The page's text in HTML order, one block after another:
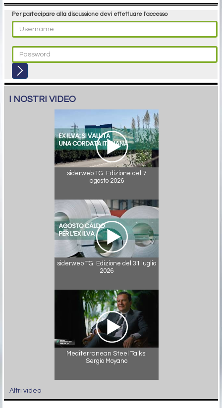
Per partecipare alla discussione devi effettuare l'accesso
I NOSTRI VIDEO
siderweb TG. Edizione del 7
agosto 2026
siderweb TG. Edizione del 31 luglio
2026
Mediterranean Steel Talks:
Sergio Moyano
Altri video